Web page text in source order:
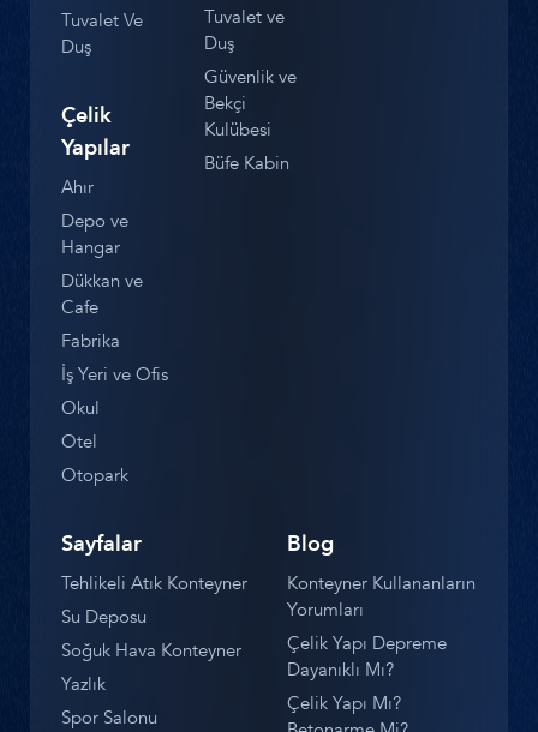
Tuvalet Ve
Duş
Çelik
Yapılar
Ahır
Depo ve
Hangar
Dükkan ve
Cafe
Fabrika
İş Yeri ve Ofis
Okul
Otel
Otopark
Tuvalet ve
Duş
Güvenlik ve
Bekçi
Kulübesi
Büfe Kabin
Sayfalar
Tehlikeli Atık Konteyner
Su Deposu
Soğuk Hava Konteyner
Yazlık
Spor Salonu
Blog
Konteyner Kullananların
Yorumları
Çelik Yapı Depreme
Dayanıklı Mı?
Çelik Yapı Mı?